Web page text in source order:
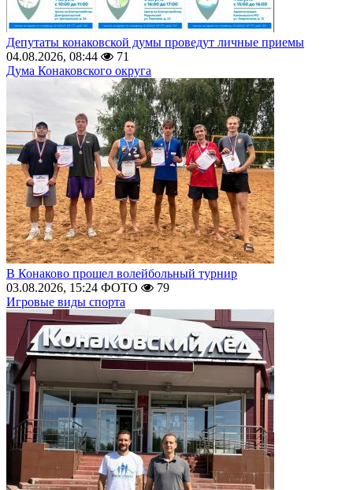
Депутаты конаковской думы проведут личные приемы
04.08.2026, 08:44
71
Дума Конаковского округа
В Конаково прошел волейбольный турнир
03.08.2026, 15:24 ФОТО
79
Игровые виды спорта